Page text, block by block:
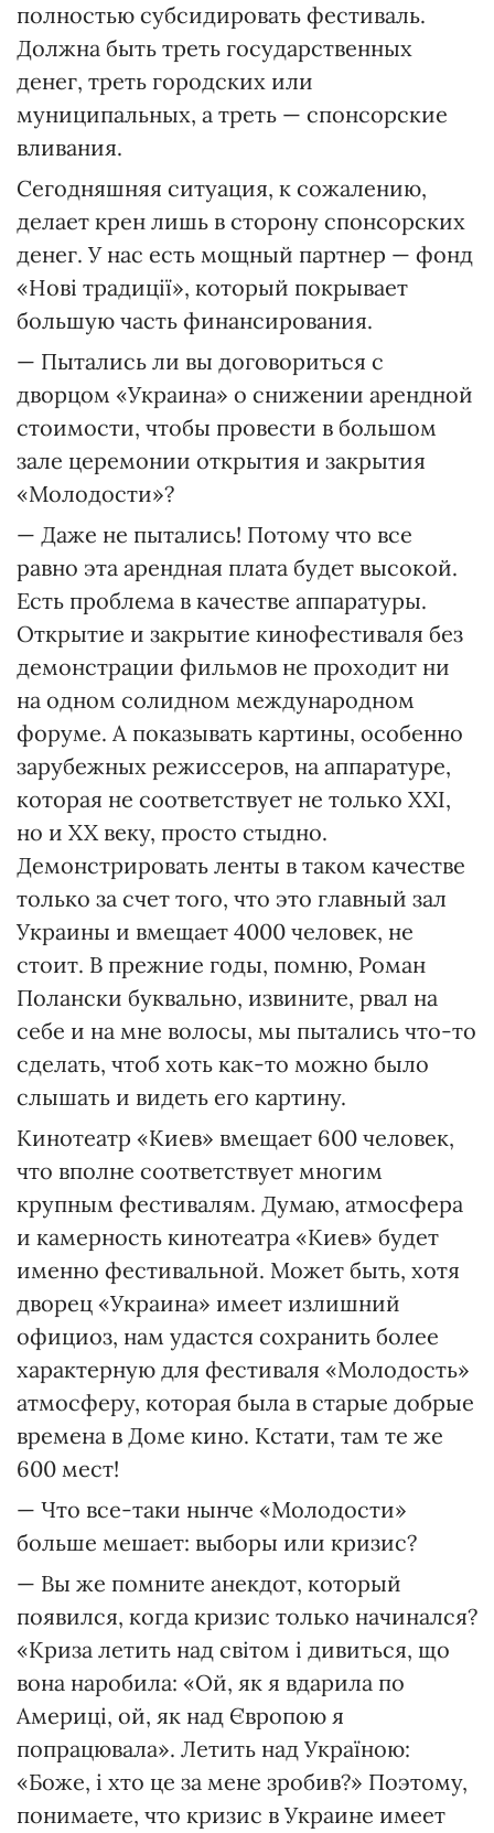
полностью субсидировать фестиваль.
Должна быть треть государственных
денег, треть городских или
муниципальных, а треть — спонсорские
вливания.
Сегодняшняя ситуация, к сожалению,
делает крен лишь в сторону спонсорских
денег. У нас есть мощный партнер — фонд
«Нові традиції», который покрывает
большую часть финансирования.
— Пытались ли вы договориться с
дворцом «Украина» о снижении арендной
стоимости, чтобы провести в большом
зале церемонии открытия и закрытия
«Молодости»?
— Даже не пытались! Потому что все
равно эта арендная плата будет высокой.
Есть проблема в качестве аппаратуры.
Открытие и закрытие кинофестиваля без
демонстрации фильмов не проходит ни
на одном солидном международном
форуме. А показывать картины, особенно
зарубежных режиссеров, на аппаратуре,
которая не соответствует не только XXI,
но и XX веку, просто стыдно.
Демонстрировать ленты в таком качестве
только за счет того, что это главный зал
Украины и вмещает 4000 человек, не
стоит. В прежние годы, помню, Роман
Полански буквально, извините, рвал на
себе и на мне волосы, мы пытались что-то
сделать, чтоб хоть как-то можно было
слышать и видеть его картину.
Кинотеатр «Киев» вмещает 600 человек,
что вполне соответствует многим
крупным фестивалям. Думаю, атмосфера
и камерность кинотеатра «Киев» будет
именно фестивальной. Может быть, хотя
дворец «Украина» имеет излишний
официоз, нам удастся сохранить более
характерную для фестиваля «Молодость»
атмосферу, которая была в старые добрые
времена в Доме кино. Кстати, там те же
600 мест!
— Что все-таки нынче «Молодости»
больше мешает: выборы или кризис?
— Вы же помните анекдот, который
появился, когда кризис только начинался?
«Криза летить над світом і дивиться, що
вона наробила: «Ой, як я вдарила по
Америці, ой, як над Європою я
попрацювала». Летить над Україною:
«Боже, і хто це за мене зробив?» Поэтому,
понимаете, что кризис в Украине имеет